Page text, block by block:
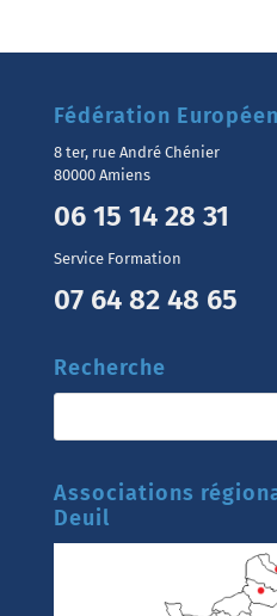
Fédération
8 ter, rue André Chénier
80000 Amiens
06 15 14 28 31
Service Formation
07 64 82 48 65
Recherche
Associations
Deuil